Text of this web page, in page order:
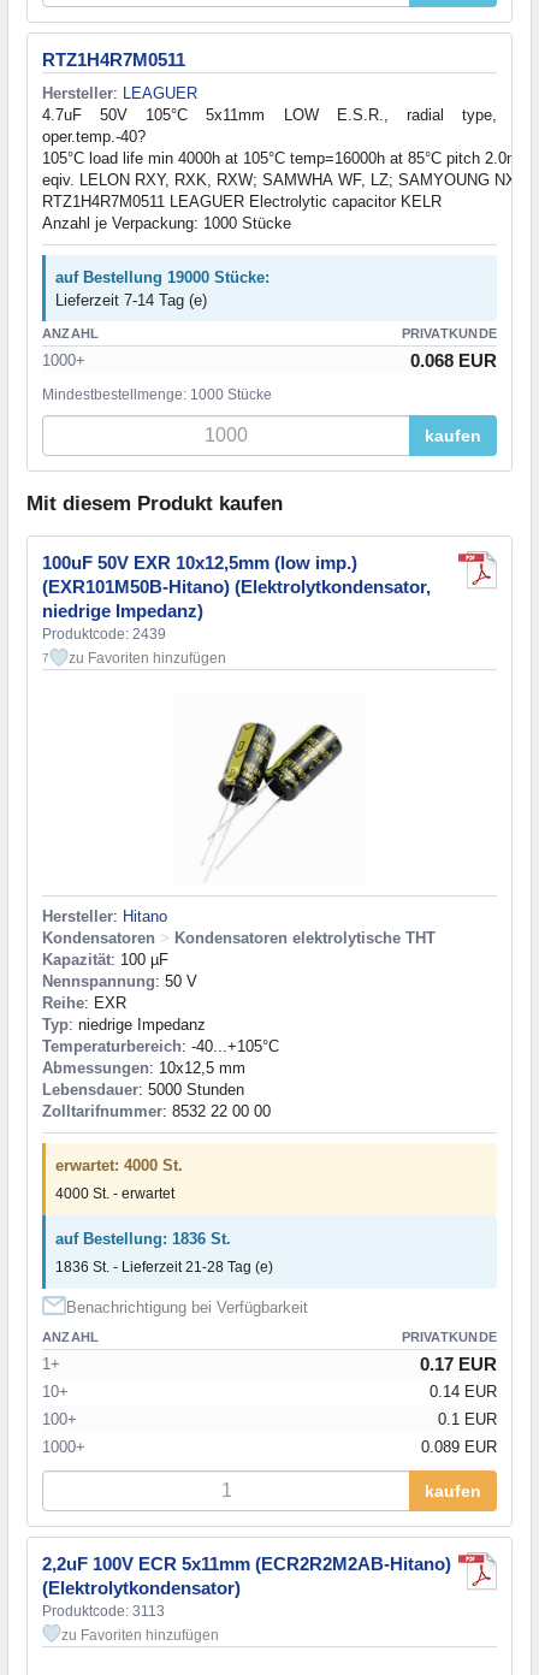
RTZ1H4R7M0511
Hersteller: LEAGUER
4.7uF 50V 105°C 5x11mm LOW E.S.R., radial type,
oper.temp.-40?
105°C load life min 4000h at 105°C temp=16000h at 85°C pitch 2.0mm
eqiv. LELON RXY, RXK, RXW; SAMWHA WF, LZ; SAMYOUNG NXP,
RTZ1H4R7M0511 LEAGUER Electrolytic capacitor KELR
Anzahl je Verpackung: 1000 Stücke
auf Bestellung 19000 Stücke:
Lieferzeit 7-14 Tag (e)
ANZAHL PRIVATKUNDE
1000+ 0.068 EUR
Mindestbestellmenge: 1000 Stücke
kaufen
Mit diesem Produkt kaufen
100uF 50V EXR 10x12,5mm (low imp.)
(EXR101M50B-Hitano) (Elektrolytkondensator,
niedrige Impedanz)
Produktcode: 2439
7 zu Favoriten hinzufügen
Hersteller: Hitano
Kondensatoren > Kondensatoren elektrolytische THT
Kapazität: 100 µF
Nennspannung: 50 V
Reihe: EXR
Typ: niedrige Impedanz
Temperaturbereich: -40...+105°C
Abmessungen: 10x12,5 mm
Lebensdauer: 5000 Stunden
Zolltarifnummer: 8532 22 00 00
erwartet: 4000 St.
4000 St. - erwartet
auf Bestellung: 1836 St.
1836 St. - Lieferzeit 21-28 Tag (e)
Benachrichtigung bei Verfügbarkeit
ANZAHL PRIVATKUNDE
1+ 0.17 EUR
10+
0.14 EUR
100+
0.1 EUR
1000+
0.089 EUR
kaufen
2,2uF 100V ECR 5x11mm (ECR2R2M2AB-Hitano)
(Elektrolytkondensator)
Produktcode: 3113
zu Favoriten hinzufügen